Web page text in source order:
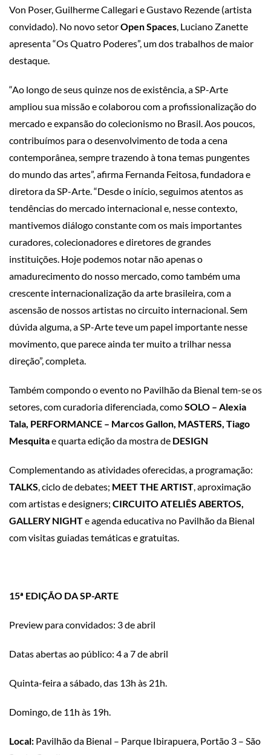
Von Poser, Guilherme Callegari e Gustavo Rezende (artista
convidado). No novo setorOpen Spaces , Luciano Zanette
apresenta “Os Quatro Poderes”, um dos trabalhos de maior
destaque.
“Ao longo de seus quinze nos de existência, a SP-Arte
ampliou sua missão e colaborou com a profissionalização do
mercado e expansão do colecionismo no Brasil. Aos poucos,
contribuímos para o desenvolvimento de toda a cena
contemporânea, sempre trazendo à tona temas pungentes
do mundo das artes”, afirma Fernanda Feitosa, fundadora e
diretora da SP-Arte. “Desde o início, seguimos atentos as
tendências do mercado internacional e, nesse contexto,
mantivemos diálogo constante com os mais importantes
curadores, colecionadores e diretores de grandes
instituições. Hoje podemos notar não apenas o
amadurecimento do nosso mercado, como também uma
crescente internacionalização da arte brasileira, com a
ascensão de nossos artistas no circuito internacional. Sem
dúvida alguma, a SP-Arte teve um papel importante nesse
movimento, que parece ainda ter muito a trilhar nessa
direção”, completa.
Também compondo o evento no Pavilhão da Bienal tem-se os
setores, com curadoria diferenciada, comoSOLO – Alexia
Tala, PERFORMANCE – Marcos Gallon, MASTERS, Tiago
Mesquitae quarta edição da mostra de DESIGN
Complementando as atividades oferecidas, a programação:
TALKS , ciclo de debates; MEET THE ARTIST , aproximação
com artistas e designers; CIRCUITO ATELIÊS ABERTOS,
GALLERY NIGHTe agenda educativa no Pavilhão da Bienal
com visitas guiadas temáticas e gratuitas.
15ª EDIÇÃO DA SP-ARTE
Preview para convidados: 3 de abril
Datas abertas ao público: 4 a 7 de abril
Quinta-feira a sábado, das 13h às 21h.
Domingo, de 11h às 19h.
Local: Pavilhão da Bienal – Parque Ibirapuera, Portão 3 – São